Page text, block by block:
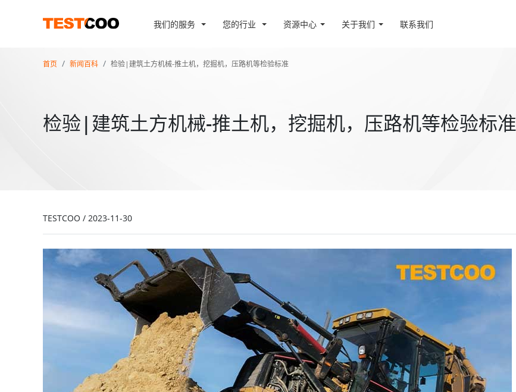
我们的服务 您的行业 资源中心 关于我们 联系我们
首页 新闻百科 检验|建筑土方机械-推土机，挖掘机，压路机等检验标准
检验|建筑土方机械-推土机，挖掘机，压路机等检验标准
TESTCOO / 2023-11-30